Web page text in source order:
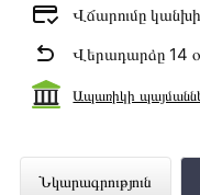
Վճարումը
Վերադարձը 14
Ապառիկի
Նկարագրություն
Սառնարան